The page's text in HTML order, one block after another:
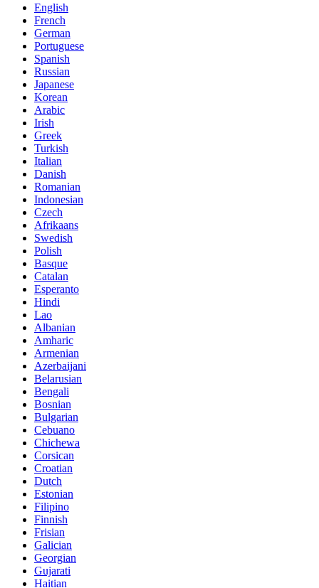
English
French
German
Portuguese
Spanish
Russian
Japanese
Korean
Arabic
Irish
Greek
Turkish
Italian
Danish
Romanian
Indonesian
Czech
Afrikaans
Swedish
Polish
Basque
Catalan
Esperanto
Hindi
Lao
Albanian
Amharic
Armenian
Azerbaijani
Belarusian
Bengali
Bosnian
Bulgarian
Cebuano
Chichewa
Corsican
Croatian
Dutch
Estonian
Filipino
Finnish
Frisian
Galician
Georgian
Gujarati
Haitian